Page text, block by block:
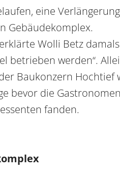
eine
Gebäudekomplex.
Wolli Betz
betrieben werden“.
Baukonzern
bevor die
fanden.